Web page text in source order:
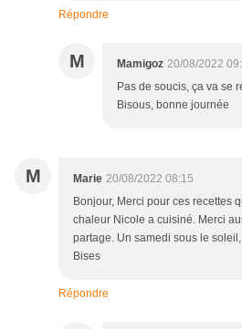
Répondre
M Mamigoz 20/08/2022
Pas de soucis, ça va se
Bisous, bonne journée
M Marie 20/08/2022 08:15
Bonjour, Merci pour ces recettes
chaleur Nicole a cuisiné. Merci
partage. Un samedi sous le
Bises
Répondre